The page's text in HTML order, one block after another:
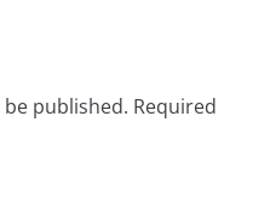
published. Required